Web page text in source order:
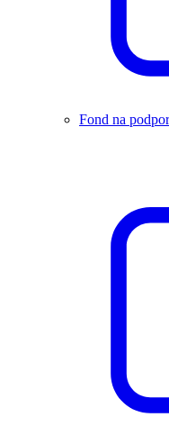
Fond na